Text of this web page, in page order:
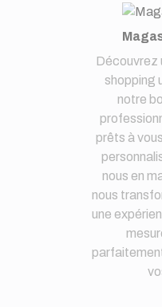
Découvrez
shopping
notre
prêts à
nous en
nous
une